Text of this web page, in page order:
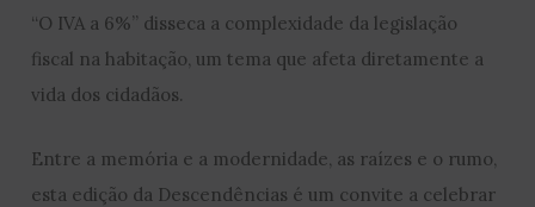
“O IVA a 6%” disseca a complexidade da legislação
fiscal na habitação, um tema que afeta diretamente a
vida dos cidadãos.
Entre a memória e a modernidade, as raízes e o rumo,
esta edição da Descendências é um convite a celebrar